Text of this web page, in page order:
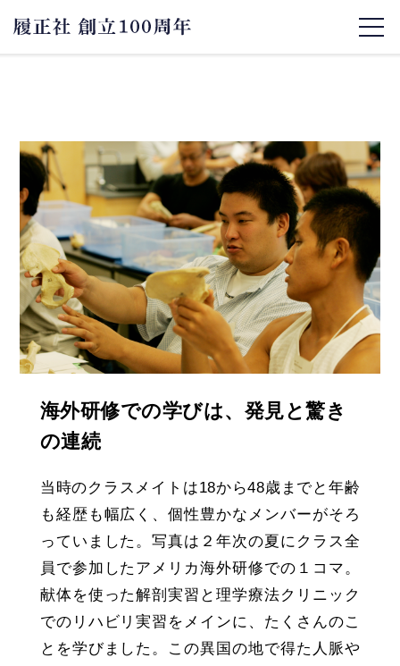
海外研修での学びは、発見と驚き
の連続
当時のクラスメイトは18から48歳までと年齢
も経歴も幅広く、個性豊かなメンバーがそろ
っていました。写真は２年次の夏にクラス全
員で参加したアメリカ海外研修での１コマ。
献体を使った解剖実習と理学療法クリニック
でのリハビリ実習をメインに、たくさんのこ
とを学びました。この異国の地で得た人脈や